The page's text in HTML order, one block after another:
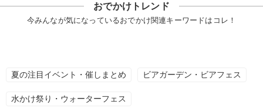
おでかけトレンド
今みんなが気になっているおでかけ関連キーワードはコレ！
夏の注目イベント・催しまとめ ビアガーデン・ビアフェス
水かけ祭り・ウォーターフェス